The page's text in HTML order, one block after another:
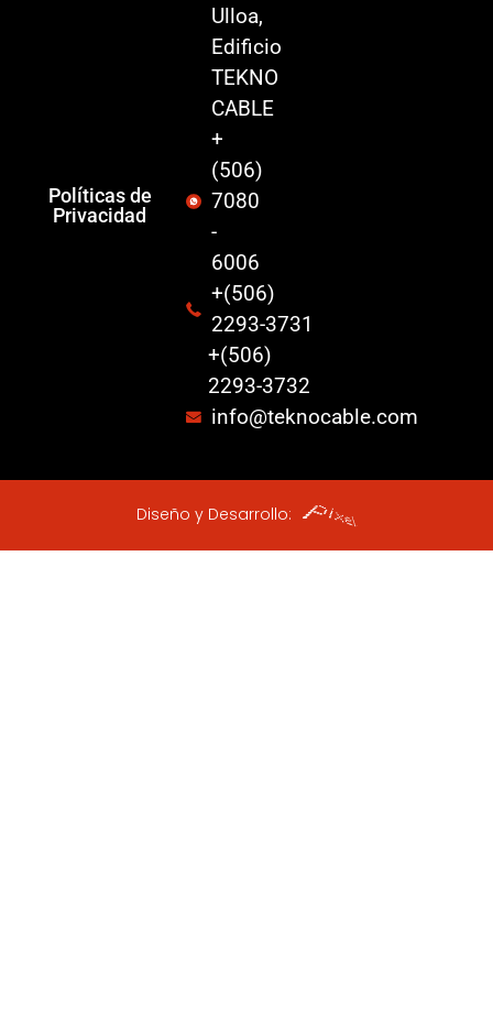
info@teknocable.com
+
(506)
7080
-
6006
+(506)
2293-3731
+(506)
2293-3732
Ulloa,
Edificio
TEKNO
CABLE
Políticas de
Privacidad
Diseño y Desarrollo: